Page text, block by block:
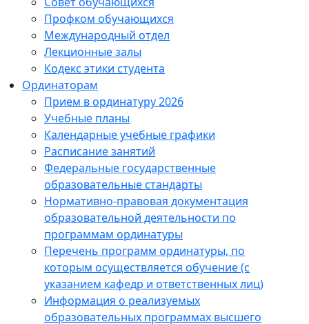
Профком обучающихся
Международный отдел
Лекционные залы
Кодекс этики студента
Ординаторам
Прием в ординатуру 2026
Учебные планы
Календарные учебные графики
Расписание занятий
Федеральные государственные
образовательные стандарты
Нормативно-правовая документация
образовательной деятельности по
программам ординатуры
Перечень программ ординатуры, по
которым осуществляется обучение (с
указанием кафедр и ответственных лиц)
Информация о реализуемых
образовательных программах высшего